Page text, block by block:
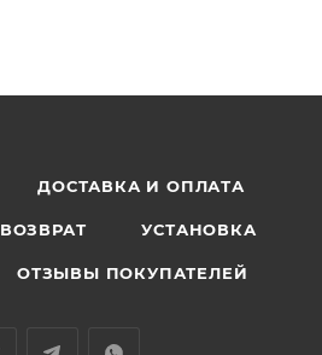
ДОСТАВКА И ОПЛАТА
ВОЗВРАТ УСТАНОВКА
ОТЗЫВЫ ПОКУПАТЕЛЕЙ